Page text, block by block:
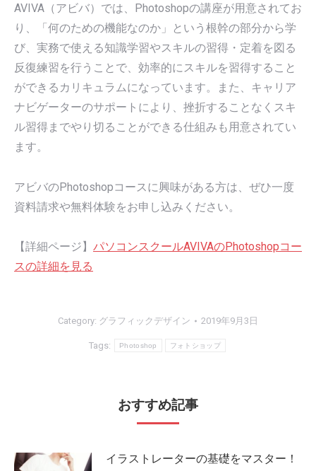
AVIVA（アビバ）では、Photoshopの講座が用意されてお
り、「何のための機能なのか」という根幹の部分から学
び、実務で使える知識学習やスキルの習得・定着を図る
反復練習を行うことで、効率的にスキルを習得すること
ができるカリキュラムになっています。また、キャリア
ナビゲーターのサポートにより、挫折することなくスキ
ル習得までやり切ることができる仕組みも用意されてい
ます。
アビバのPhotoshopコースに興味がある方は、ぜひ一度
資料請求や無料体験をお申し込みください。
【詳細ページ】 パソコンスクールAVIVAのPhotoshopコー
スの詳細を見る
Category: グラフィックデザイン 2019年9月3日
Tags: Photoshop フォトショップ
おすすめ記事
イラストレーターの基礎をマスター！